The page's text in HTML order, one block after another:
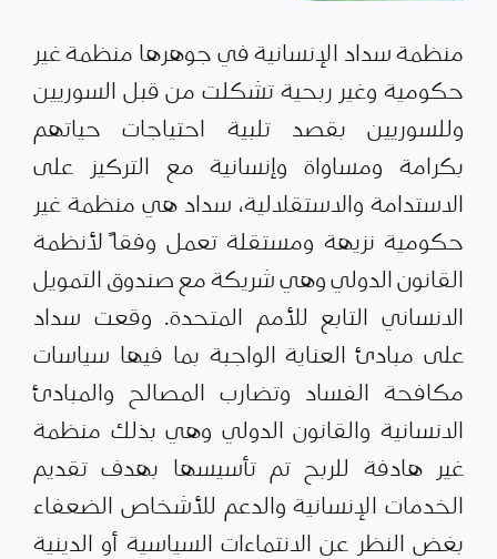
منظمة سداد الإنسانية في جوهرها منظمة غير
حكومية وغير ربحية تشكلت من قبل السوريين
وللسوريين بقصد تلبية احتياجات حياتهم
بكرامة ومساواة وإنسانية مع التركيز على
الاستدامة والاستقلالية، سداد هي منظمة غير
حكومية نزيهة ومستقلة تعمل وفقاً لأنظمة
القانون الدولي وهي شريكة مع صندوق التمويل
الانساني التابع للأمم المتحدة. وقعت سداد
على مبادئ العناية الواجبة بما فيها سياسات
مكافحة الفساد وتضارب المصالح والمبادئ
الانسانية والقانون الدولي وهي بذلك منظمة
غير هادفة للربح تم تأسيسها بهدف تقديم
الخدمات الإنسانية والدعم للأشخاص الضعفاء
بغض النظر عن الانتماءات السياسية أو الدينية